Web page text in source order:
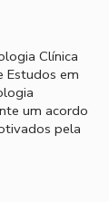
Clínica
Estudos em
um acordo
pela